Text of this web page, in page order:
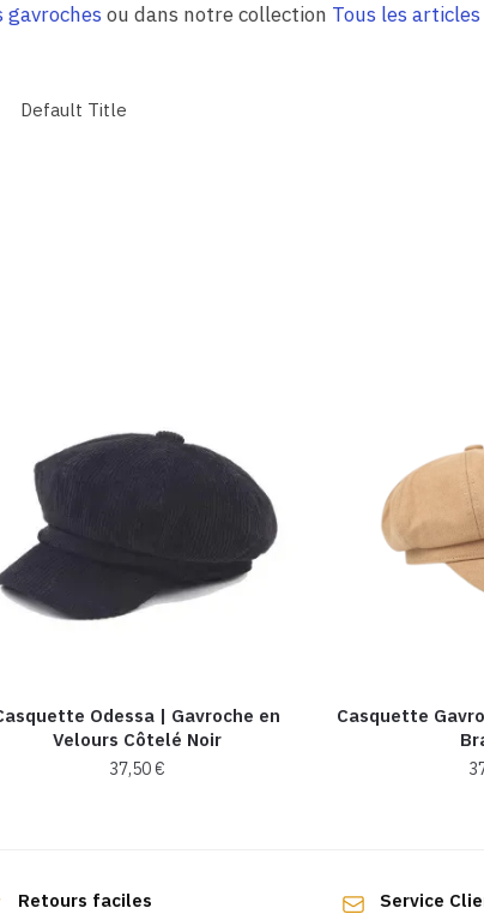
gavroches ou dans notre collection Tous les
Default Title
Odessa | Gavroche en
Velours Côtelé Noir
37,50€
Casquette
Retours faciles Service